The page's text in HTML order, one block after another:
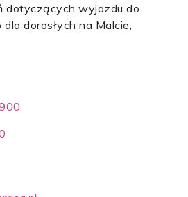
dotyczących wyjazdu do
dorosłych na Malcie,